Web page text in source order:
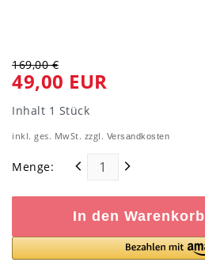
169,00 €
49,00 EUR
Inhalt 1 Stück
inkl. ges. MwSt. zzgl. Versandkosten
Menge:
In den Warenkorb